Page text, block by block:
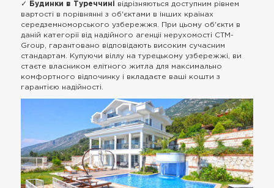
✓ Будинки в Туреччині відрізняються доступним рівнем
вартості в порівнянні з об'єктами в інших країнах
середземноморського узбережжя. При цьому об'єкти в
даній категорії від надійного агенціі нерухомості CTM-
Group, гарантовано відповідають високим сучасним
стандартам. Купуючи віллу на турецькому узбережжі, ви
стаєте власником елітного житла для максимально
комфортного відпочинку і вкладаєте ваші кошти з
гарантією надійності.